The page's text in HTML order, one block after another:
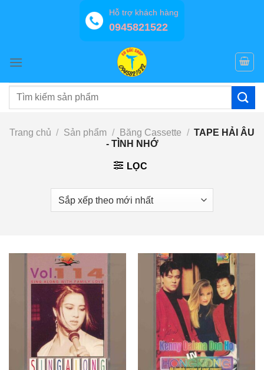
Hỗ trợ khách hàng
0945821522
Tìm
Trang chủ / Sản phẩm / Băng Cassette / TAPE HẢI ÂU
- TÌNH NHỚ
LỌC